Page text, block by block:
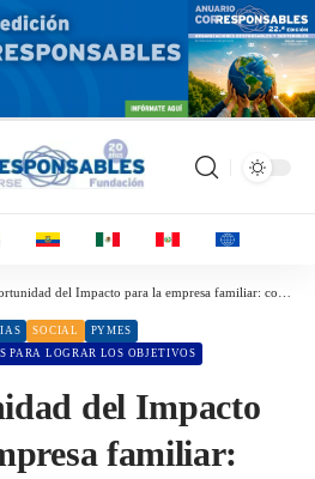
SOCIAL
PYMES
PARA LOGRAR LOS OBJETIVOS
del Impacto
familiar: